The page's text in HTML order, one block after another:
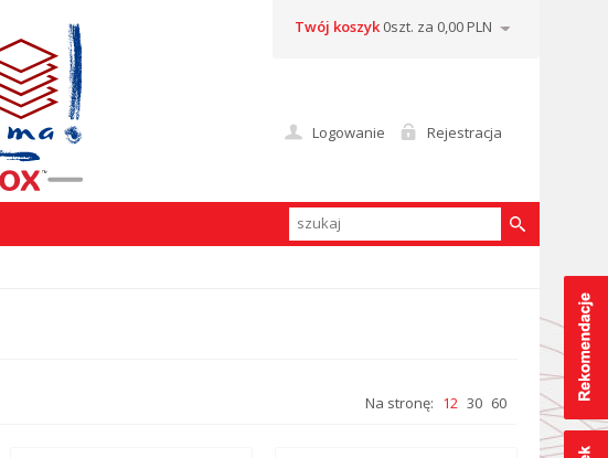
Logowanie Rejestracja
Twój koszyk 0szt. za 0,00 PLN
Na stronę: 12 30 60